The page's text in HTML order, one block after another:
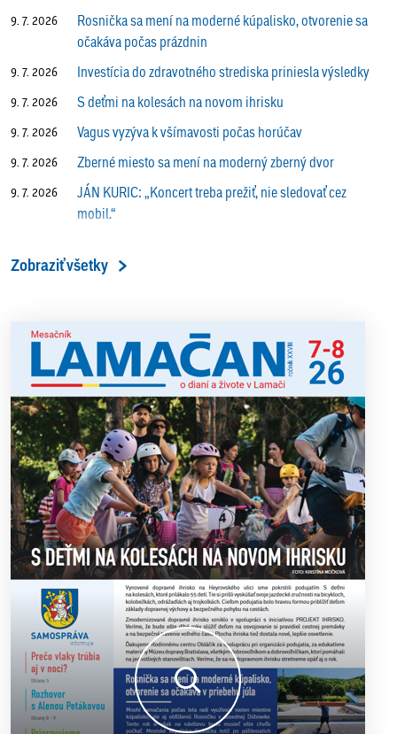
9. 7. 2026
Rosnička sa mení na moderné kúpalisko, otvorenie sa
očakáva počas prázdnin
9. 7. 2026 Investícia do zdravotného strediska priniesla výsledky
9. 7. 2026 S deťmi na kolesách na novom ihrisku
9. 7. 2026 Vagus vyzýva k všímavosti počas horúčav
9. 7. 2026 Zberné miesto sa mení na moderný zberný dvor
9. 7. 2026
JÁN KURIC: „Koncert treba prežiť, nie sledovať cez
mobil.“
9. 7. 2026
ALENA PETÁKOVÁ: „Splnila som si všetko, čo som si
výborný šach aj príjemnú komunitnú atmosféru
Zobraziť všetky